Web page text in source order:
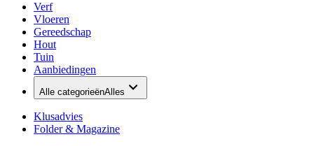
Verf
Vloeren
Gereedschap
Hout
Tuin
Aanbiedingen
Alle categorieënAlles
Klusadvies
Folder & Magazine